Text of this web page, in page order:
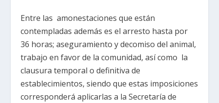
Entre las amonestaciones que están
contempladas además es el arresto hasta por
36 horas; aseguramiento y decomiso del animal,
trabajo en favor de la comunidad, así como la
clausura temporal o definitiva de
establecimientos, siendo que estas imposiciones
corresponderá aplicarlas a la Secretaría de